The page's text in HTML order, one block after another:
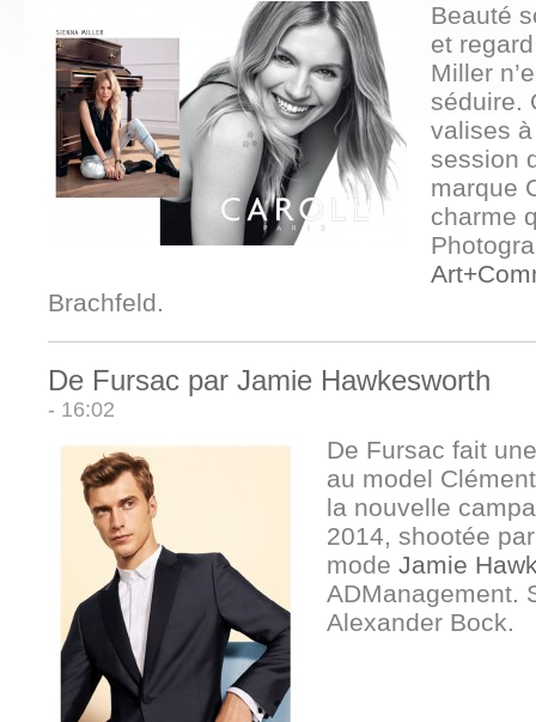
Beauté
et
Miller
séduire.
valises
session
marque
charme
Brachfeld.
De Fursac par Jamie Hawkesworth
- 16:02
De Fursac fait
au model
la nouvelle
2014, shootée
mode Jamie
ADManagement.
Alexander Bock.